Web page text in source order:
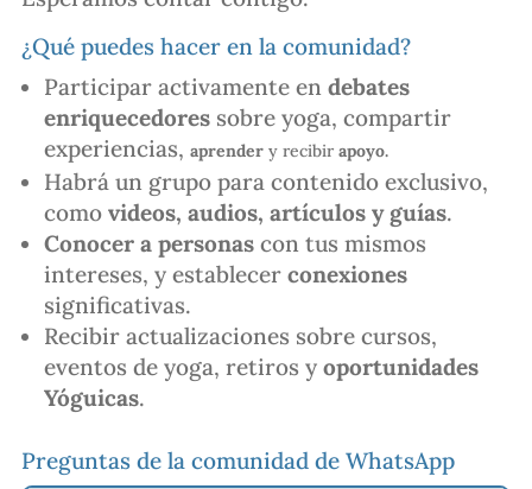
¿Qué puedes hacer en la comunidad?
Participar activamente en debates
enriquecedoressobre yoga, compartir
experiencias, aprendery recibir apoyo.
Habrá un grupo para contenido exclusivo,
como videos, audios, artículos y guías.
Conocer a personascon tus mismos
intereses, y establecer conexiones
significativas.
Recibir actualizaciones sobre cursos,
eventos de yoga, retiros y oportunidades
Yóguicas.
Preguntas de la comunidad de WhatsApp